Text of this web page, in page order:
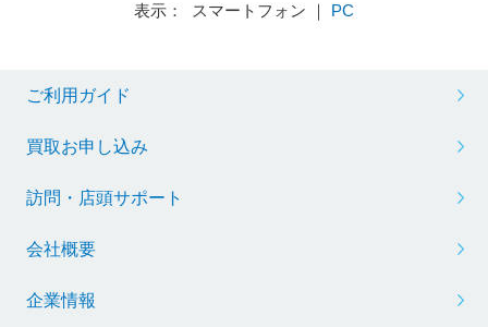
表示： スマートフォン ｜ PC
ご利用ガイド
買取お申し込み
訪問・店頭サポート
会社概要
企業情報